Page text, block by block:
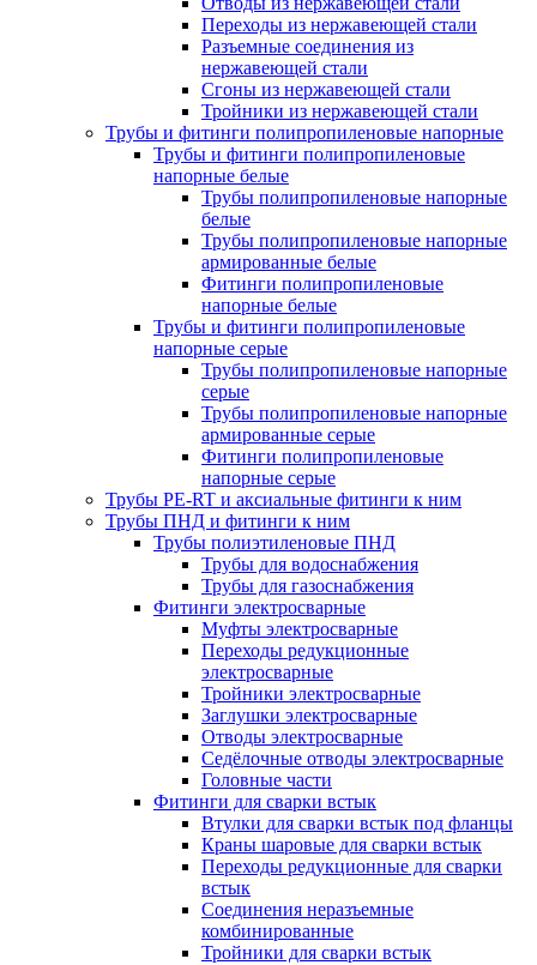
Переходы из нержавеющей стали
Разъемные соединения из
нержавеющей стали
Сгоны из нержавеющей стали
Тройники из нержавеющей стали
Трубы и фитинги полипропиленовые напорные
Трубы и фитинги полипропиленовые
напорные белые
Трубы полипропиленовые напорные
белые
Трубы полипропиленовые напорные
армированные белые
Фитинги полипропиленовые
напорные белые
Трубы и фитинги полипропиленовые
напорные серые
Трубы полипропиленовые напорные
серые
Трубы полипропиленовые напорные
армированные серые
Фитинги полипропиленовые
напорные серые
Трубы PE-RT и аксиальные фитинги к ним
Трубы ПНД и фитинги к ним
Трубы полиэтиленовые ПНД
Трубы для водоснабжения
Трубы для газоснабжения
Фитинги электросварные
Муфты электросварные
Переходы редукционные
электросварные
Тройники электросварные
Заглушки электросварные
Отводы электросварные
Седёлочные отводы электросварные
Головные части
Фитинги для сварки встык
Втулки для сварки встык под фланцы
Краны шаровые для сварки встык
Переходы редукционные для сварки
встык
Соединения неразъемные
комбинированные
Тройники для сварки встык